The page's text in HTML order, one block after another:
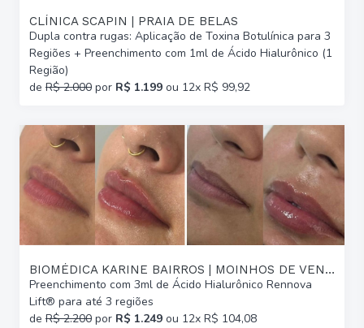
CLÍNICA SCAPIN | PRAIA DE BELAS
Dupla contra rugas: Aplicação de Toxina Botulínica para 3
Regiões + Preenchimento com 1ml de Ácido Hialurônico (1
Região)
de R$ 2.000 por R$ 1.199 ou 12x R$ 99,92
BIOMÉDICA KARINE BAIRROS | MOINHOS DE VENTO
Preenchimento com 3ml de Ácido Hialurônico Rennova
Lift® para até 3 regiões
de R$ 2.200 por R$ 1.249 ou 12x R$ 104,08